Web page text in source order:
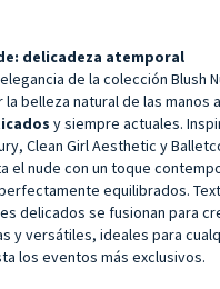
delicadeza atemporal
de la colección Blush
belleza natural de las manos
y siempre actuales.
Clean Girl Aesthetic y
el nude con un toque
equilibrados.
delicados se fusionan para
y versátiles, ideales para
los eventos más exclusivos.